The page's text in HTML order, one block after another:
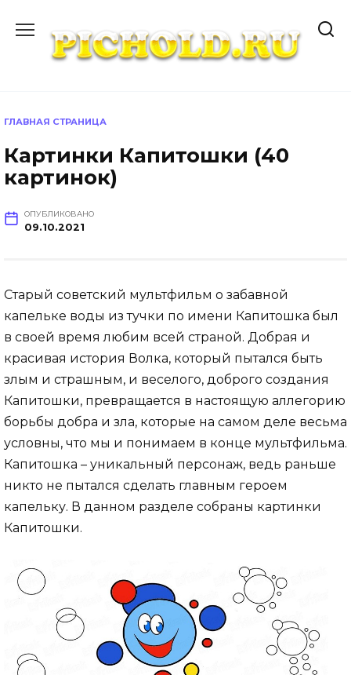
содержанию
ГЛАВНАЯ СТРАНИЦА
Картинки Капитошки (40
картинок)
ОПУБЛИКОВАНО
09.10.2021
Старый советский мультфильм о забавной
капельке воды из тучки по имени Капитошка был
в своей время любим всей страной. Добрая и
красивая история Волка, который пытался быть
злым и страшным, и веселого, доброго создания
Капитошки, превращается в настоящую аллегорию
борьбы добра и зла, которые на самом деле весьма
условны, что мы и понимаем в конце мультфильма.
Капитошка – уникальный персонаж, ведь раньше
никто не пытался сделать главным героем
капельку. В данном разделе собраны картинки
Капитошки.